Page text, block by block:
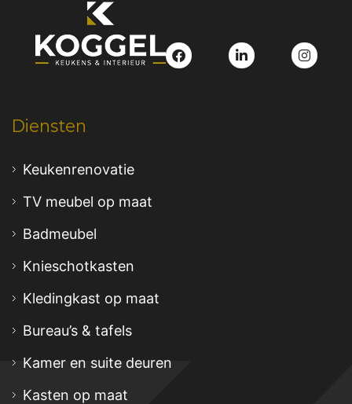
Diensten
Keukenrenovatie
TV meubel op maat
Badmeubel
Knieschotkasten
Kledingkast op maat
Bureau’s & tafels
Kamer en suite deuren
Kasten op maat